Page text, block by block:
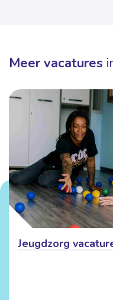
Meer vacatures
Jeugdzorg